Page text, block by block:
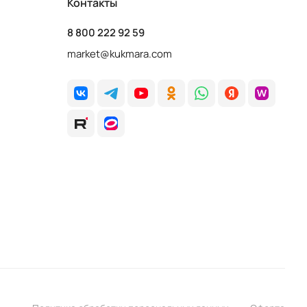
8 800 222 92 59
market@kukmara.com